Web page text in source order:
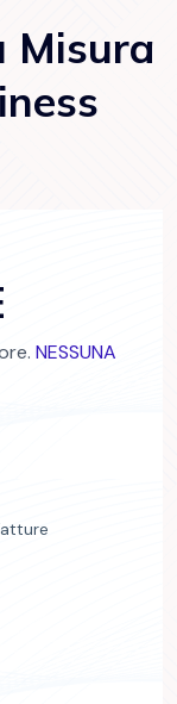
Misura
NESSUNA